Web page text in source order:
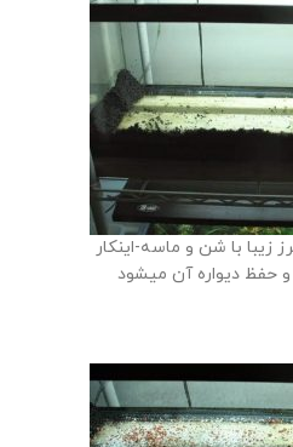
زیبا با شن و ماسه-اینکار
حفظ دیواره آن میشود